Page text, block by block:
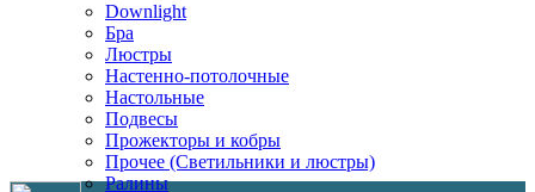
Downlight
Бра
Люстры
Настенно-потолочные
Настольные
Подвесы
Прожекторы и кобры
Прочее (Светильники и люстры)
Ралины